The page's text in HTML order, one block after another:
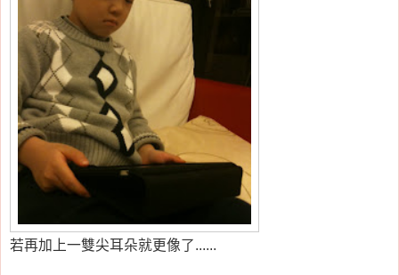
若再加上一雙尖耳朵就更像了......